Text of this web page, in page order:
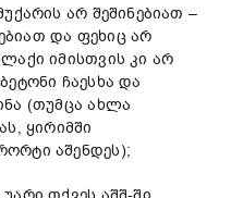
არ შეშინებიათ –
და ფეხიც არ
იმისთვის კი არ
ჩაესხა და
(თუმცა ახლა
ყირიმში
აშენდეს);